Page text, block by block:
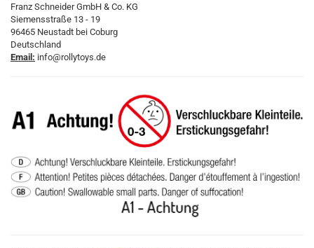
Franz Schneider GmbH & Co. KG
Siemensstraße 13 - 19
96465 Neustadt bei Coburg
Deutschland
Email: info@rollytoys.de